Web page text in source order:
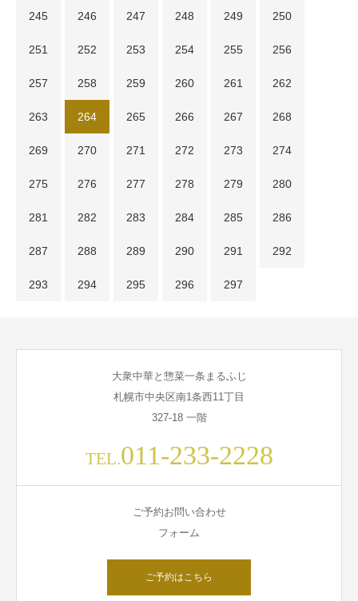
245 246 247 248 249 250
251 252 253 254 255 256
257 258 259 260 261 262
263 264 265 266 267 268
269 270 271 272 273 274
275 276 277 278 279 280
281 282 283 284 285 286
287 288 289 290 291 292
293 294 295 296 297
大衆中華と惣菜一条まるふじ
札幌市中央区南1条西11丁目
327-18 一階
TEL.011-233-2228
ご予約お問い合わせ
フォーム
ご予約はこちら